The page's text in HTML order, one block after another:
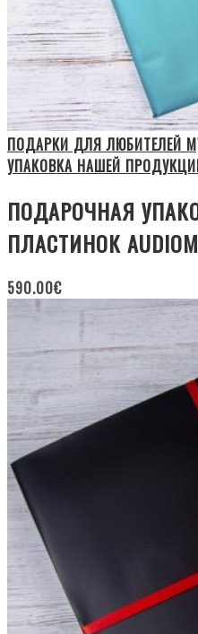
ПОДАРКИ ДЛЯ ЛЮБИТЕЛЕЙ
УПАКОВКА НАШЕЙ
ПОДАРОЧНАЯ
ПЛАСТИНОК
590.00€